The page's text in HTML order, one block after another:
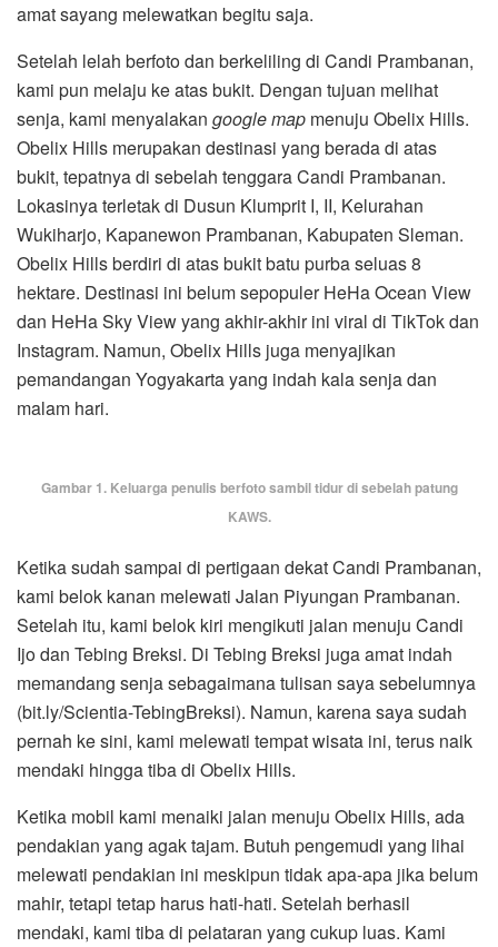
amat sayang melewatkan begitu saja.
Setelah lelah berfoto dan berkeliling di Candi Prambanan,
kami pun melaju ke atas bukit. Dengan tujuan melihat
senja, kami menyalakan google map menuju Obelix Hills.
Obelix Hills merupakan destinasi yang berada di atas
bukit, tepatnya di sebelah tenggara Candi Prambanan.
Lokasinya terletak di Dusun Klumprit I, II, Kelurahan
Wukiharjo, Kapanewon Prambanan, Kabupaten Sleman.
Obelix Hills berdiri di atas bukit batu purba seluas 8
hektare. Destinasi ini belum sepopuler HeHa Ocean View
dan HeHa Sky View yang akhir-akhir ini viral di TikTok dan
Instagram. Namun, Obelix Hills juga menyajikan
pemandangan Yogyakarta yang indah kala senja dan
malam hari.
Gambar 1. Keluarga penulis berfoto sambil tidur di sebelah patung
KAWS.
Ketika sudah sampai di pertigaan dekat Candi Prambanan,
kami belok kanan melewati Jalan Piyungan Prambanan.
Setelah itu, kami belok kiri mengikuti jalan menuju Candi
Ijo dan Tebing Breksi. Di Tebing Breksi juga amat indah
memandang senja sebagaimana tulisan saya sebelumnya
(bit.ly/Scientia-TebingBreksi). Namun, karena saya sudah
pernah ke sini, kami melewati tempat wisata ini, terus naik
mendaki hingga tiba di Obelix Hills.
Ketika mobil kami menaiki jalan menuju Obelix Hills, ada
pendakian yang agak tajam. Butuh pengemudi yang lihai
melewati pendakian ini meskipun tidak apa-apa jika belum
mahir, tetapi tetap harus hati-hati. Setelah berhasil
mendaki, kami tiba di pelataran yang cukup luas. Kami